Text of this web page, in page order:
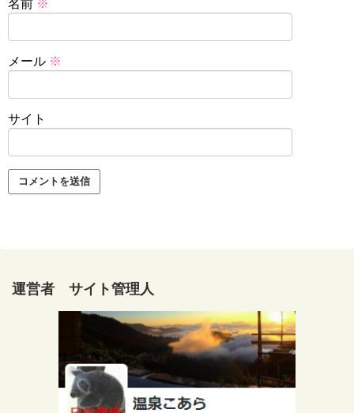
名前 ※
メール ※
サイト
運営者 サイト管理人